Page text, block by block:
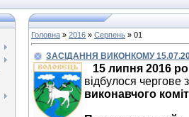
Головна » 2016 » Серпень » 01
ЗАСІДАННЯ ВИКОНКОМУ
15 липня 2016
відбулося чергове
виконавчого